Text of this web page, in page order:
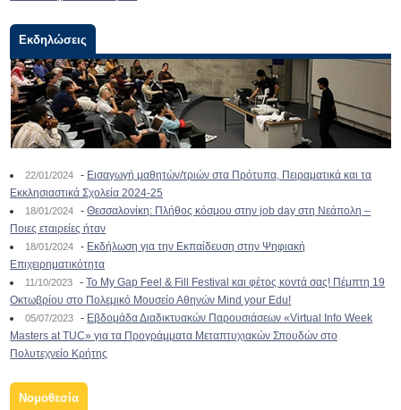
Εκδηλώσεις
22/01/2024 - Εισαγωγή μαθητών/τριών στα Πρότυπα, Πειραματικά και τα
Εκκλησιαστικά Σχολεία 2024-25
18/01/2024 -Θεσσαλονίκη: Πλήθος κόσμου στην job day στη Νεάπολη –
Ποιες εταιρείες ήταν
18/01/2024 - Εκδήλωση για την Εκπαίδευση στην Ψηφιακή
Επιχειρηματικότητα
11/10/2023 -To My Gap Feel & Fill Festival και φέτος κοντά σας! Πέμπτη 19
Οκτωβρίου στο Πολεμικό Μουσείο Αθηνών Mind your Edu!
05/07/2023 - Εβδομάδα Διαδικτυακών Παρουσιάσεων «Virtual Info Week
Masters at TUC» για τα Προγράμματα Μεταπτυχιακών Σπουδών στο
Πολυτεχνείο Κρήτης
Νομοθεσία